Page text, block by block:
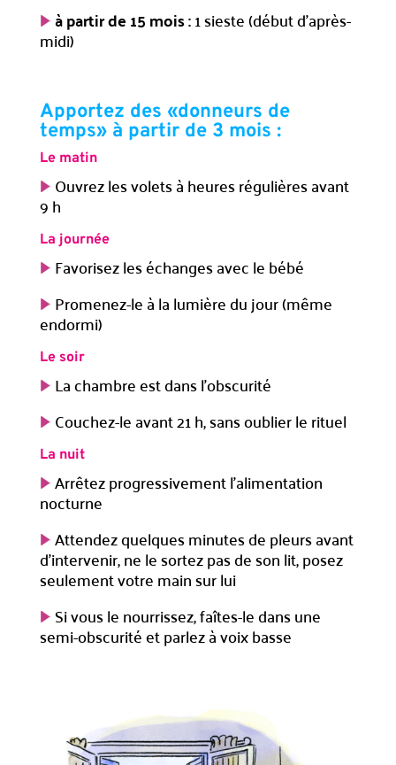
à partir de 15 mois :1 sieste (début d’après-
midi)
Apportez des «donneurs de
temps» à partir de 3 mois :
Le matin
Ouvrez les volets à heures régulières avant
9 h
La journée
Favorisez les échanges avec le bébé
Promenez-le à la lumière du jour (même
endormi)
Le soir
La chambre est dans l’obscurité
Couchez-le avant 21 h, sans oublier le rituel
La nuit
Arrêtez progressivement l’alimentation
nocturne
Attendez quelques minutes de pleurs avant
d’intervenir, ne le sortez pas de son lit, posez
seulement votre main sur lui
Si vous le nourrissez, faîtes-le dans une
semi-obscurité et parlez à voix basse